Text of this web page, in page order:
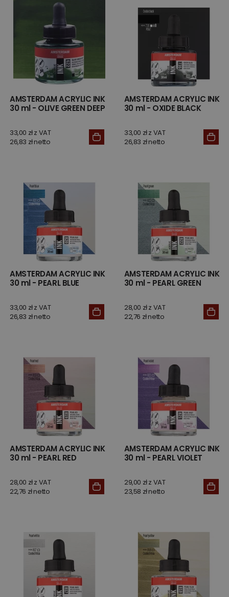
AMSTERDAM ACRYLIC INK
30 ml - OLIVE GREEN DEEP
33,00 zł z VAT
26,83 zł netto
AMSTERDAM ACRYLIC INK
30 ml - OXIDE BLACK
33,00 zł z VAT
26,83 zł netto
AMSTERDAM ACRYLIC INK
30 ml - PEARL BLUE
33,00 zł z VAT
26,83 zł netto
AMSTERDAM ACRYLIC INK
30 ml - PEARL GREEN
28,00 zł z VAT
22,76 zł netto
AMSTERDAM ACRYLIC INK
30 ml - PEARL RED
28,00 zł z VAT
22,76 zł netto
AMSTERDAM ACRYLIC INK
30 ml - PEARL VIOLET
29,00 zł z VAT
23,58 zł netto